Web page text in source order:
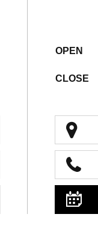
OPEN
CLOSE